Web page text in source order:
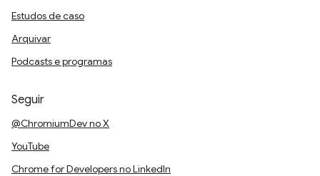
Estudos de caso
Arquivar
Podcasts e programas
Seguir
@ChromiumDev no X
YouTube
Chrome for Developers no LinkedIn